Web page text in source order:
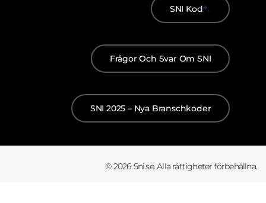
SNI Kod
Frågor Och Svar Om SNI
SNI 2025 – Nya Branschkoder
© 2026 5ni.se. Alla rättigheter förbehållna.